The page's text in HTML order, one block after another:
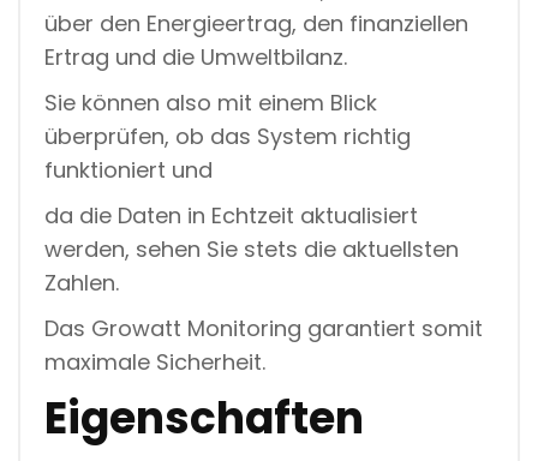
über den Energieertrag, den finanziellen
Ertrag und die Umweltbilanz.
Sie können also mit einem Blick
überprüfen, ob das System richtig
funktioniert und
da die Daten in Echtzeit aktualisiert
werden, sehen Sie stets die aktuellsten
Zahlen.
Das Growatt Monitoring garantiert somit
maximale Sicherheit.
Eigenschaften